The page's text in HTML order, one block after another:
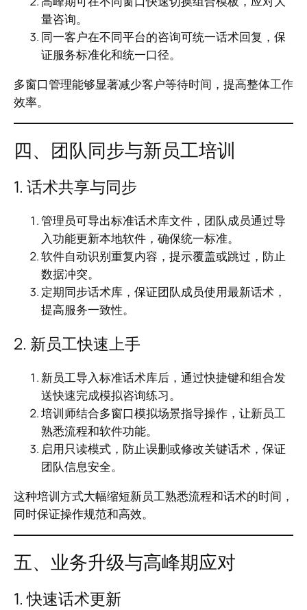
量咨询。
同一客户在不同平台的咨询可统一话术回复，保
证服务标准化和统一口径。
多窗口管理能够显著减少客户等待时间，提高整体工作
效率。
四、团队同步与新员工培训
1. 话术共享与同步
管理员可导出标准话术库文件，团队成员通过导
入功能更新本地软件，确保统一标准。
软件自动识别重复内容，提示覆盖或跳过，防止
数据冲突。
定期同步话术库，保证团队成员使用最新话术，
提高服务一致性。
2. 新员工快速上手
新员工导入标准话术库后，通过快捷键和组合发
送快速完成模拟咨询练习。
培训师结合多窗口模拟场景指导操作，让新员工
熟悉流程和软件功能。
启用只读模式，防止误删或修改关键话术，保证
团队信息安全。
这种培训方式大幅缩短新员工熟悉流程和话术的时间，
同时保证操作规范和高效。
五、业务升级与高峰期应对
1. 快速话术更新